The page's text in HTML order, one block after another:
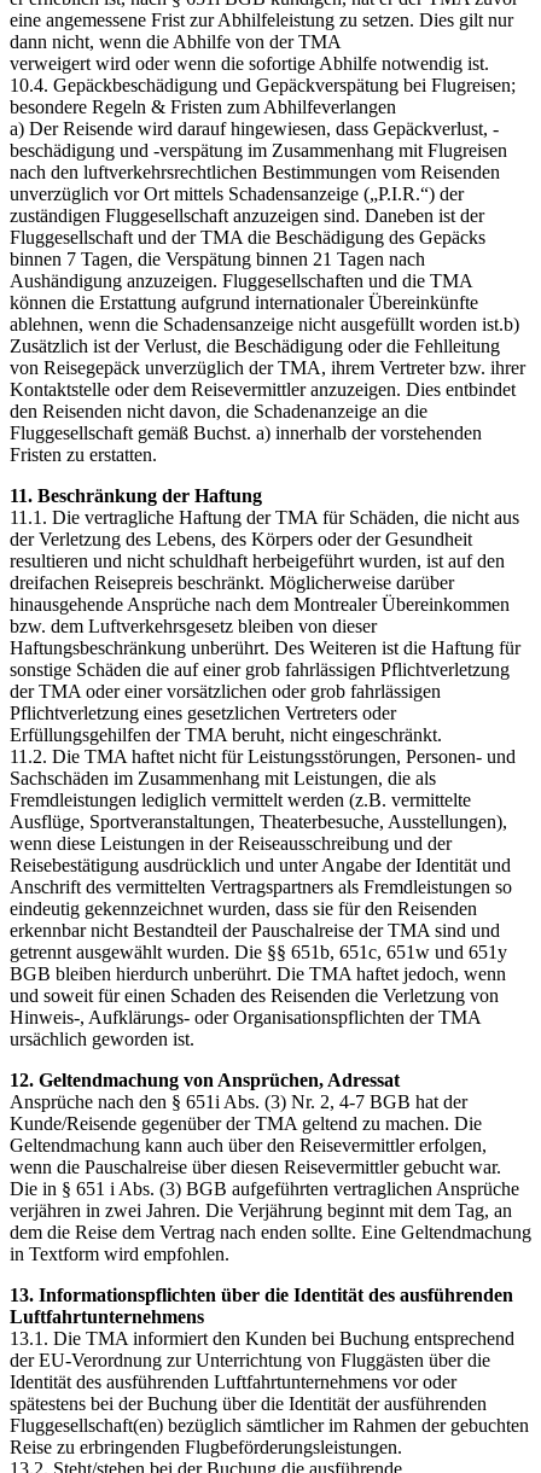
eine angemessene Frist zur Abhilfeleistung zu setzen. Dies gilt nur
dann nicht, wenn die Abhilfe von der TMA
verweigert wird oder wenn die sofortige Abhilfe notwendig ist.
10.4. Gepäckbeschädigung und Gepäckverspätung bei Flugreisen;
besondere Regeln & Fristen zum Abhilfeverlangen
a) Der Reisende wird darauf hingewiesen, dass Gepäckverlust, -
beschädigung und -verspätung im Zusammenhang mit Flugreisen
nach den luftverkehrsrechtlichen Bestimmungen vom Reisenden
unverzüglich vor Ort mittels Schadensanzeige („P.I.R.“) der
zuständigen Fluggesellschaft anzuzeigen sind. Daneben ist der
Fluggesellschaft und der TMA die Beschädigung des Gepäcks
binnen 7 Tagen, die Verspätung binnen 21 Tagen nach
Aushändigung anzuzeigen. Fluggesellschaften und die TMA
können die Erstattung aufgrund internationaler Übereinkünfte
ablehnen, wenn die Schadensanzeige nicht ausgefüllt worden ist.b)
Zusätzlich ist der Verlust, die Beschädigung oder die Fehlleitung
von Reisegepäck unverzüglich der TMA, ihrem Vertreter bzw. ihrer
Kontaktstelle oder dem Reisevermittler anzuzeigen. Dies entbindet
den Reisenden nicht davon, die Schadenanzeige an die
Fluggesellschaft gemäß Buchst. a) innerhalb der vorstehenden
Fristen zu erstatten.
11. Beschränkung der Haftung
11.1. Die vertragliche Haftung der TMA für Schäden, die nicht aus
der Verletzung des Lebens, des Körpers oder der Gesundheit
resultieren und nicht schuldhaft herbeigeführt wurden, ist auf den
dreifachen Reisepreis beschränkt. Möglicherweise darüber
hinausgehende Ansprüche nach dem Montrealer Übereinkommen
bzw. dem Luftverkehrsgesetz bleiben von dieser
Haftungsbeschränkung unberührt. Des Weiteren ist die Haftung für
sonstige Schäden die auf einer grob fahrlässigen Pflichtverletzung
der TMA oder einer vorsätzlichen oder grob fahrlässigen
Pflichtverletzung eines gesetzlichen Vertreters oder
Erfüllungsgehilfen der TMA beruht, nicht eingeschränkt.
11.2. Die TMA haftet nicht für Leistungsstörungen, Personen- und
Sachschäden im Zusammenhang mit Leistungen, die als
Fremdleistungen lediglich vermittelt werden (z.B. vermittelte
Ausflüge, Sportveranstaltungen, Theaterbesuche, Ausstellungen),
wenn diese Leistungen in der Reiseausschreibung und der
Reisebestätigung ausdrücklich und unter Angabe der Identität und
Anschrift des vermittelten Vertragspartners als Fremdleistungen so
eindeutig gekennzeichnet wurden, dass sie für den Reisenden
erkennbar nicht Bestandteil der Pauschalreise der TMA sind und
getrennt ausgewählt wurden. Die §§ 651b, 651c, 651w und 651y
BGB bleiben hierdurch unberührt. Die TMA haftet jedoch, wenn
und soweit für einen Schaden des Reisenden die Verletzung von
Hinweis-, Aufklärungs- oder Organisationspflichten der TMA
ursächlich geworden ist.
12. Geltendmachung von Ansprüchen, Adressat
Ansprüche nach den § 651i Abs. (3) Nr. 2, 4-7 BGB hat der
Kunde/Reisende gegenüber der TMA geltend zu machen. Die
Geltendmachung kann auch über den Reisevermittler erfolgen,
wenn die Pauschalreise über diesen Reisevermittler gebucht war.
Die in § 651 i Abs. (3) BGB aufgeführten vertraglichen Ansprüche
verjähren in zwei Jahren. Die Verjährung beginnt mit dem Tag, an
dem die Reise dem Vertrag nach enden sollte. Eine Geltendmachung
in Textform wird empfohlen.
13. Informationspflichten über die Identität des ausführenden
Luftfahrtunternehmens
13.1. Die TMA informiert den Kunden bei Buchung entsprechend
der EU-Verordnung zur Unterrichtung von Fluggästen über die
Identität des ausführenden Luftfahrtunternehmens vor oder
spätestens bei der Buchung über die Identität der ausführenden
Fluggesellschaft(en) bezüglich sämtlicher im Rahmen der gebuchten
Reise zu erbringenden Flugbeförderungsleistungen.
13.2. Steht/stehen bei der Buchung die ausführende